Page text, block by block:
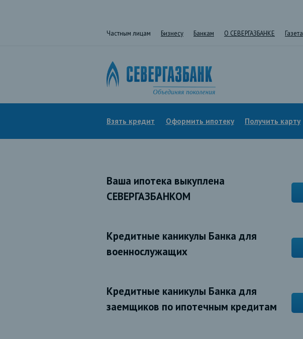
Частным лицам Бизнесу Банкам О СЕВЕРГАЗБАНКЕ Газета
Взять кредит Оформить ипотеку Получить карту
Ваша ипотека выкуплена
СЕВЕРГАЗБАНКОМ
Кредитные каникулы Банка для
военнослужащих
Кредитные каникулы Банка для
заемщиков по ипотечным кредитам